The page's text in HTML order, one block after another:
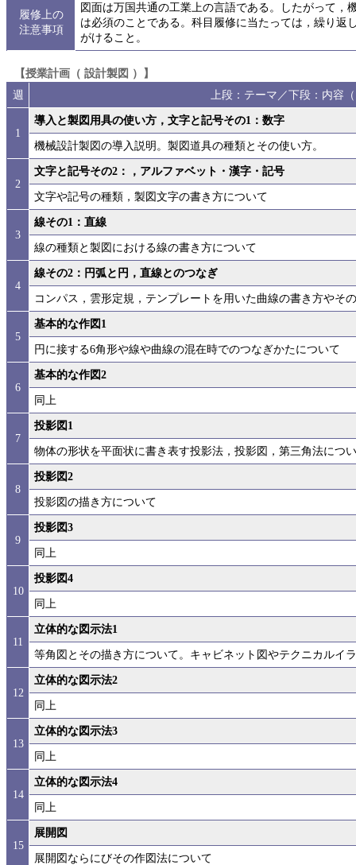
履修上の
注意事項
図面は万国共通の工業上の言語である。したがって
は必須のことである。科目履修に当たっては，繰り
がけること。
【授業計画（ 設計製図 ）】
週
上段：テーマ／下段：内容
1
導入と製図用具の使い方，文字と記号その1：数字
機械設計製図の導入説明。製図道具の種類とその使い方。
2
文字と記号その2：，アルファベット・漢字・記号
文字や記号の種類，製図文字の書き方について
3
線その1：直線
線の種類と製図における線の書き方について
4
線その2：円弧と円，直線とのつなぎ
コンパス，雲形定規，テンプレートを用いた曲線の書き方やそ
5
基本的な作図1
円に接する6角形や線や曲線の混在時でのつなぎかたについて
6
基本的な作図2
同上
7
投影図1
物体の形状を平面状に書き表す投影法，投影図，第三角法につ
8
投影図2
投影図の描き方について
9
投影図3
同上
10
投影図4
同上
11
立体的な図示法1
等角図とその描き方について。キャビネット図やテクニカルイ
12
立体的な図示法2
同上
13
立体的な図示法3
同上
14
立体的な図示法4
同上
15
展開図
展開図ならにびその作図法について